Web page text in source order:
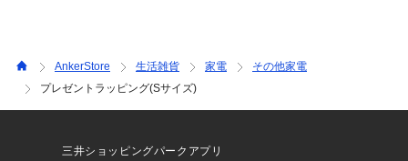
合、ラッピングは行わず、ギフト袋を同梱してお届けいたしま
す。
あらかじめご了承ください。
AnkerStore 生活雑貨 家電
その他家電
プレゼントラッピング(Sサイズ)
三井ショッピングパークアプリ